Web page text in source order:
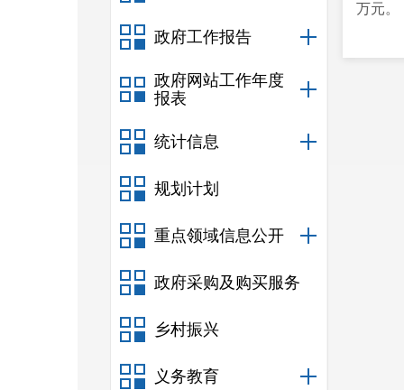
政府工作报告
政府网站工作年度
报表
统计信息
规划计划
重点领域信息公开
政府采购及购买服务
乡村振兴
义务教育
万元。